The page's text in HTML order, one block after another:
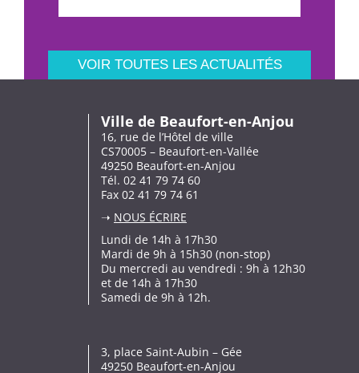
VOIR TOUTES LES ACTUALITÉS
Ville de Beaufort-en-Anjou
16, rue de l’Hôtel de ville
CS70005 – Beaufort-en-Vallée
49250 Beaufort-en-Anjou
Tél. 02 41 79 74 60
Fax 02 41 79 74 61
➝ NOUS ÉCRIRE
Lundi de 14h à 17h30
Mardi de 9h à 15h30 (non-stop)
Du mercredi au vendredi : 9h à 12h30
et de 14h à 17h30
Samedi de 9h à 12h.
3, place Saint-Aubin – Gée
49250 Beaufort-en-Anjou